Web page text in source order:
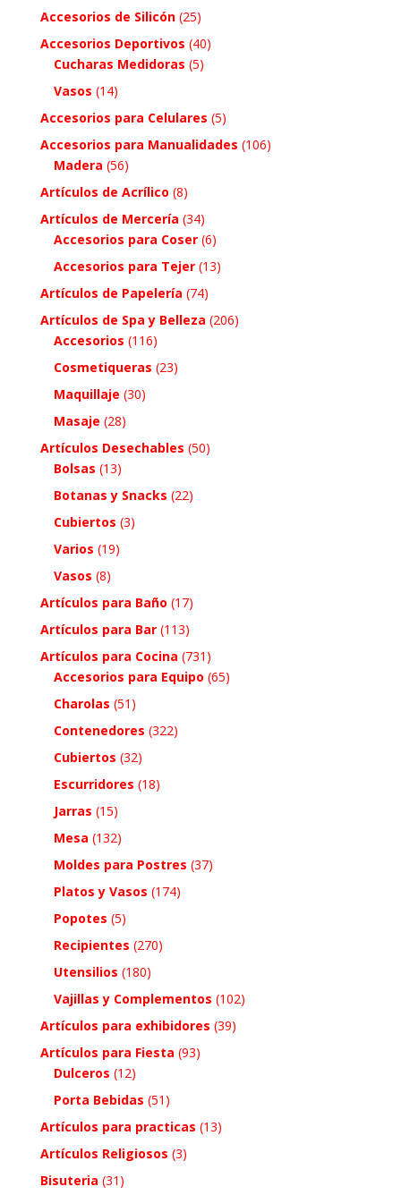
Accesorios de Silicón (25)
Accesorios Deportivos (40)
Cucharas Medidoras (5)
Vasos (14)
Accesorios para Celulares (5)
Accesorios para Manualidades (106)
Madera (56)
Artículos de Acrílico (8)
Artículos de Mercería (34)
Accesorios para Coser (6)
Accesorios para Tejer (13)
Artículos de Papelería (74)
Artículos de Spa y Belleza (206)
Accesorios (116)
Cosmetiqueras (23)
Maquillaje (30)
Masaje (28)
Artículos Desechables (50)
Bolsas (13)
Botanas y Snacks (22)
Cubiertos (3)
Varios (19)
Vasos (8)
Artículos para Baño (17)
Artículos para Bar (113)
Artículos para Cocina (731)
Accesorios para Equipo (65)
Charolas (51)
Contenedores (322)
Cubiertos (32)
Escurridores (18)
Jarras (15)
Mesa (132)
Moldes para Postres (37)
Platos y Vasos (174)
Popotes (5)
Recipientes (270)
Utensilios (180)
Vajillas y Complementos (102)
Artículos para exhibidores (39)
Artículos para Fiesta (93)
Dulceros (12)
Porta Bebidas (51)
Artículos para practicas (13)
Artículos Religiosos (3)
Bisuteria (31)